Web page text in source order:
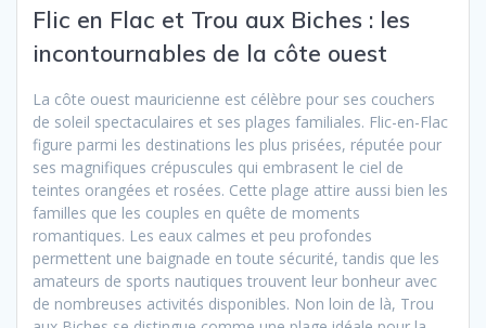
Flic en Flac et Trou aux Biches : les
incontournables de la côte ouest
La côte ouest mauricienne est célèbre pour ses couchers
de soleil spectaculaires et ses plages familiales. Flic-en-Flac
figure parmi les destinations les plus prisées, réputée pour
ses magnifiques crépuscules qui embrasent le ciel de
teintes orangées et rosées. Cette plage attire aussi bien les
familles que les couples en quête de moments
romantiques. Les eaux calmes et peu profondes
permettent une baignade en toute sécurité, tandis que les
amateurs de sports nautiques trouvent leur bonheur avec
de nombreuses activités disponibles. Non loin de là, Trou